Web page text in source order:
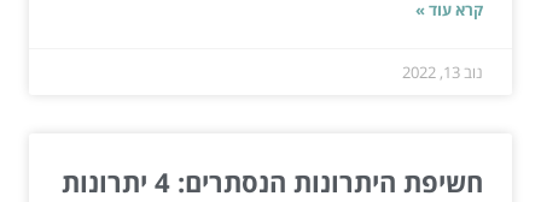
קרא עוד »
נוב 13, 2022
חשיפת היתרונות הנסתרים: 4 יתרונות